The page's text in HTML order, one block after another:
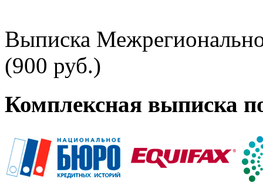
Выписка
(900 руб.)
Комплексная выписка